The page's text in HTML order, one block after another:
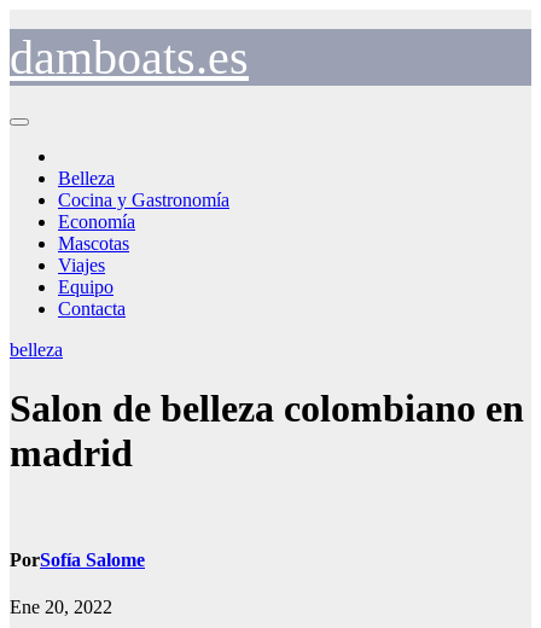
contenido
damboats.es
Belleza
Cocina y Gastronomía
Economía
Mascotas
Viajes
Equipo
Contacta
belleza
Salon de belleza colombiano en
madrid
PorSofía Salome
Ene 20, 2022